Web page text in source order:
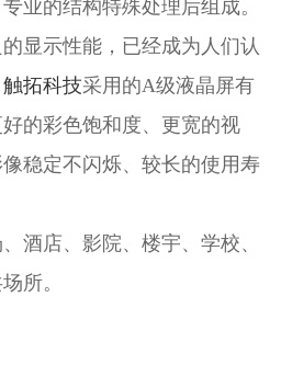
业的结构特殊处理后组成。
显示性能，已经成为人们认
触拓科技采用的A级液晶屏有
的彩色饱和度、更宽的视
稳定不闪烁、较长的使用寿
酒店、影院、楼宇、学校、
所。